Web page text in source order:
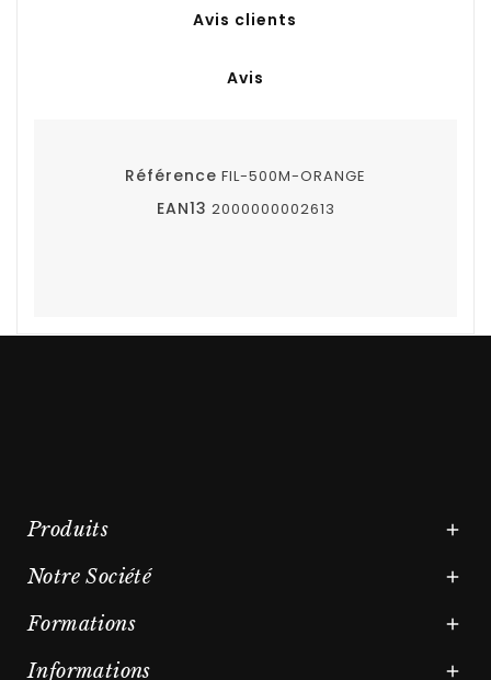
Avis clients
Avis
Référence FIL-500M-ORANGE
EAN13 2000000002613
Produits 
Notre Société 
Formations 
Informations 